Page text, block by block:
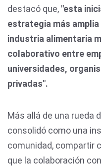
destacó que, "esta
estrategia más
industria alimentaria
colaborativo entre
universidades,
privadas".
Más allá de una rueda
consolidó como una
comunidad, compartir
que la colaboración